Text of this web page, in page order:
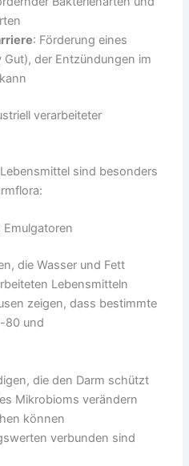
: Förderung eines
Gut), der Entzündungen im
verarbeiteter
sind besonders
die Wasser und Fett
Lebensmitteln
zeigen, dass bestimmte
80 und
die den Darm schützt
Mikrobioms verändern
können
verbunden sind